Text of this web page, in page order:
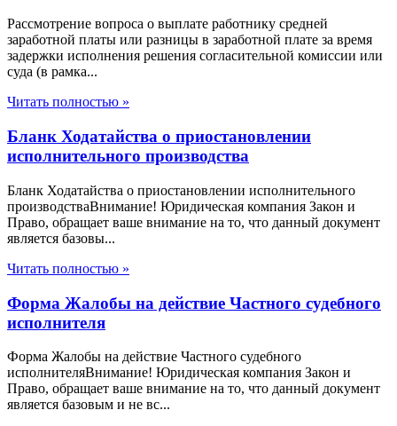
Рассмотрение вопроса о выплате работнику средней
заработной платы или разницы в заработной плате за время
задержки исполнения решения согласительной комиссии или
суда (в рамка...
Читать полностью »
Бланк Ходатайства о приостановлении
исполнительного производства
Бланк Ходатайства о приостановлении исполнительного
производстваВнимание! Юридическая компания Закон и
Право, обращает ваше внимание на то, что данный документ
является базовы...
Читать полностью »
Форма Жалобы на действие Частного судебного
исполнителя
Форма Жалобы на действие Частного судебного
исполнителяВнимание! Юридическая компания Закон и
Право, обращает ваше внимание на то, что данный документ
является базовым и не вс...